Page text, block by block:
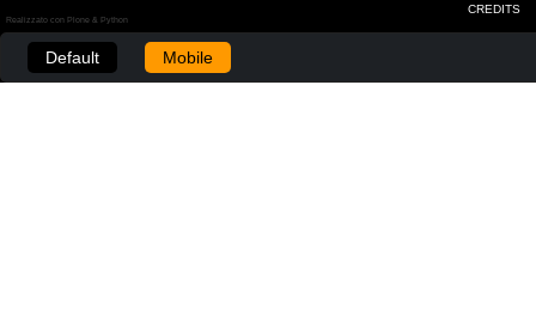
CREDITS
Realizzato con Plone & Python
Default Mobile